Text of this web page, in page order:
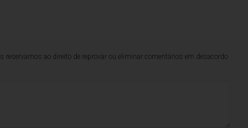
reservamos ao direito de reprovar ou eliminar comentários em desacordo